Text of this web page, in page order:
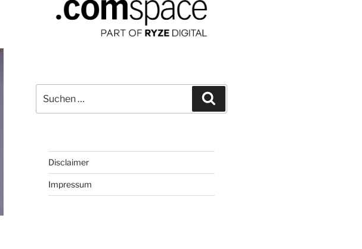
nach:
Disclaimer
Impressum